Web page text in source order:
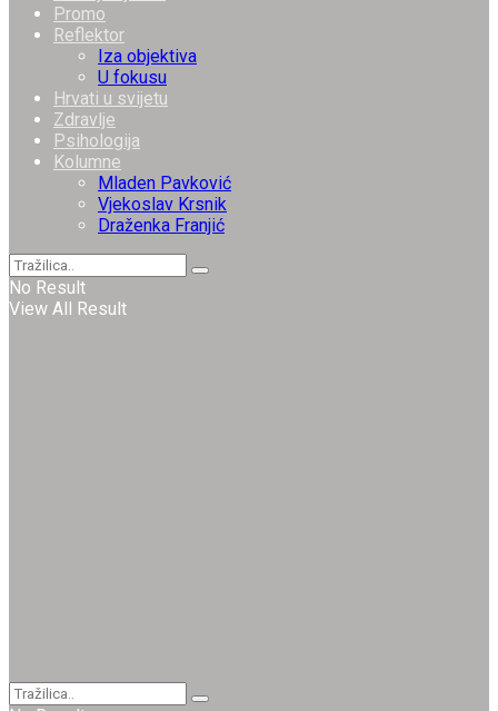
Promo
Reflektor
Iza objektiva
U fokusu
Hrvati u svijetu
Zdravlje
Psihologija
Kolumne
Mladen Pavković
Vjekoslav Krsnik
Draženka Franjić
No Result
View All Result